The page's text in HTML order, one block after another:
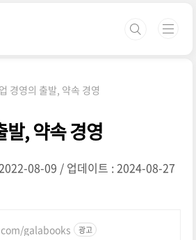
경영의 출발, 약속 경영
발, 약속 경영
08-09 업데이트 : 2024-08-27
galabooks 광고